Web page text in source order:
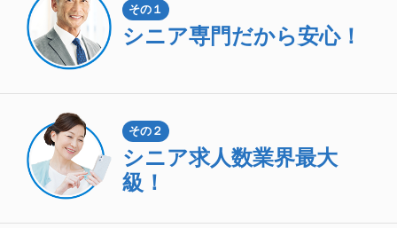
その１
シニア専門だから安心！
その２
シニア求人数業界最大
級！